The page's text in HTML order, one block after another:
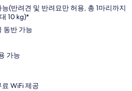
(반려견 및 반려묘만 허용, 총 1마리까지
10 kg)*
동반 가능
가능
WiFi 제공